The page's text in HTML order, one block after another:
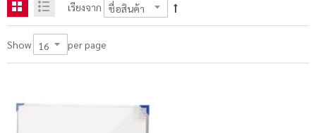
เรียงจาก
Show per page